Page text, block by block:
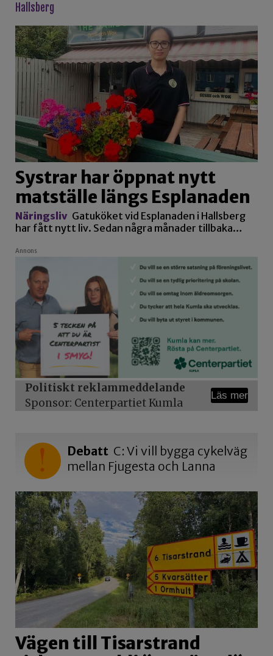
hallsberg
Systrar har öppnat nytt
matställe längs Esplanaden
Näringsliv Gatuköket vid Esplanaden i Hallsberg
har fått nytt liv. Sedan några månader tillbaka…
Annons
Politiskt reklammeddelande
Sponsor: Centerpartiet Kumla
Läs mer
Debatt C: Vi vill bygga cykelväg
mellan Fjugesta och Lanna
Vägen till Tisarstrand